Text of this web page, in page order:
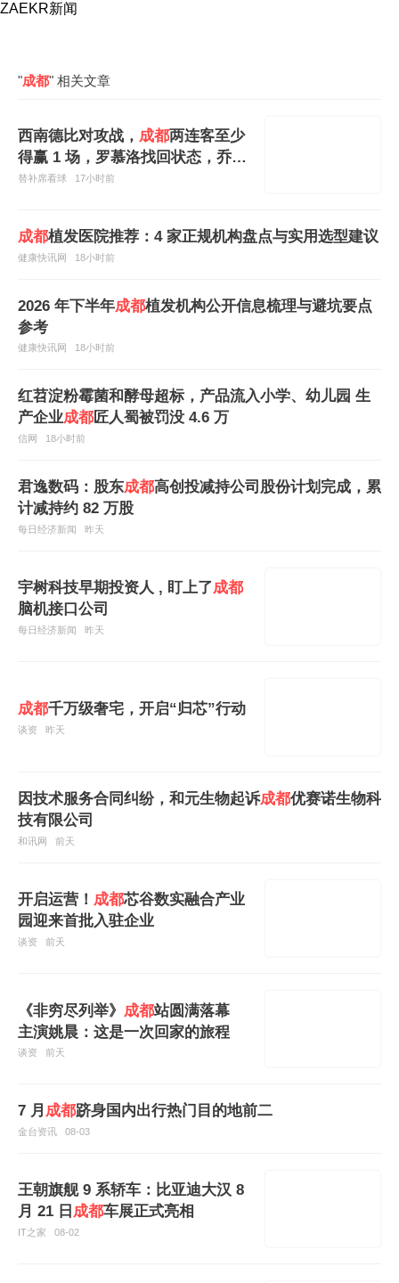
ZAEKR新闻
"成都" 相关文章
西南德比对攻战， 成都两连客至少
得赢 1 场，罗慕洛找回状态，乔迪
2-0 不保险
替补席看球 17小时前
成都植发医院推荐：4 家正规机构盘点与实用选型建议
健康快讯网 18小时前
2026 年下半年成都植发机构公开信息梳理与避坑要点
参考
健康快讯网 18小时前
红苕淀粉霉菌和酵母超标，产品流入小学、幼儿园 生
产企业成都匠人蜀被罚没 4.6 万
信网 18小时前
君逸数码：股东成都高创投减持公司股份计划完成，累
计减持约 82 万股
每日经济新闻 昨天
宇树科技早期投资人 , 盯上了成都
脑机接口公司
每日经济新闻 昨天
成都千万级奢宅，开启“归芯”行动
谈资 昨天
因技术服务合同纠纷，和元生物起诉成都优赛诺生物科
技有限公司
和讯网 前天
开启运营！ 成都芯谷数实融合产业
园迎来首批入驻企业
谈资 前天
《非穷尽列举》 成都站圆满落幕
主演姚晨：这是一次回家的旅程
谈资 前天
7 月 成都跻身国内出行热门目的地前二
金台资讯 08-03
王朝旗舰 9 系轿车：比亚迪大汉 8
月 21 日 成都车展正式亮相
IT之家 08-02